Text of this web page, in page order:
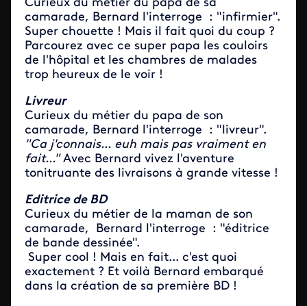
Curieux du métier du papa de sa
camarade, Bernard l'interroge : "infirmier".
Super chouette ! Mais il fait quoi du coup ?
Parcourez avec ce super papa les couloirs
de l'hôpital et les chambres de malades
trop heureux de le voir !
Livreur
Curieux du métier du papa de son
camarade, Bernard l'interroge : "livreur".
"Ca j'connais... euh mais pas vraiment en
fait..."Avec Bernard vivez l'aventure
tonitruante des livraisons à grande vitesse !
Editrice de BD
Curieux du métier de la maman de son
camarade, Bernard l'interroge : "éditrice
de bande dessinée".
Super cool ! Mais en fait... c'est quoi
exactement ? Et voilà Bernard embarqué
dans la création de sa première BD !